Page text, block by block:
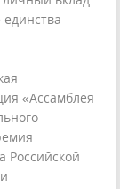
«Ассамблея
Российской